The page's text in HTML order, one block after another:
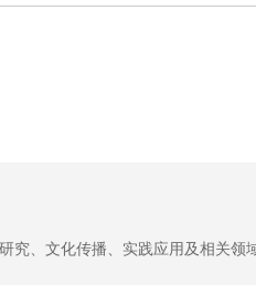
、文化传播、实践应用及相关领域